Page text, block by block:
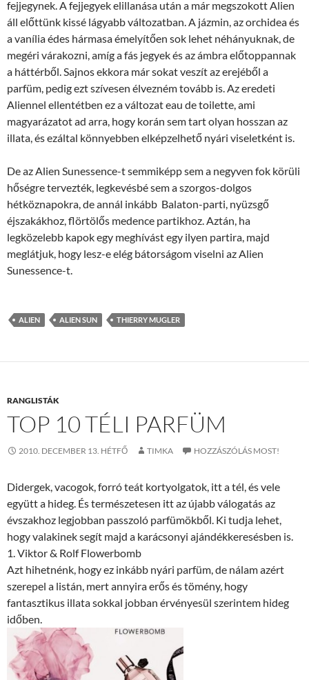
fejjegynek. A fejjegyek elillanása után a már megszokott Alien
áll előttünk kissé lágyabb változatban. A jázmin, az orchidea és
a vanília édes hármasa émelyítően sok lehet néhányuknak, de
megéri várakozni, amíg a fás jegyek és az ámbra előtoppannak
a háttérből. Sajnos ekkora már sokat veszít az erejéből a
parfüm, pedig ezt szívesen élvezném tovább is. Az eredeti
Aliennel ellentétben ez a változat eau de toilette, ami
magyarázatot ad arra, hogy korán sem tart olyan hosszan az
illata, és ezáltal könnyebben elképzelhető nyári viseletként is.
De az Alien Sunessence-t semmiképp sem a negyven fok körüli
hőségre tervezték, legkevésbé sem a szorgos-dolgos
hétköznapokra, de annál inkább Balaton-parti, nyüzsgő
éjszakákhoz, flörtölős medence partikhoz. Aztán, ha
legközelebb kapok egy meghívást egy ilyen partira, majd
meglátjuk, hogy lesz-e elég bátorságom viselni az Alien
Sunessence-t.
ALIEN ALIEN SUN THIERRY MUGLER
RANGLISTÁK
TOP 10 TÉLI PARFÜM
2010. DECEMBER 13. HÉTFŐ TIMKA HOZZÁSZÓLÁS MOST!
Didergek, vacogok, forró teát kortyolgatok, itt a tél, és vele
együtt a hideg. És természetesen itt az újabb válogatás az
évszakhoz legjobban passzoló parfümökből. Ki tudja lehet,
hogy valakinek segít majd a karácsonyi ajándékkeresésben is.
1. Viktor & Rolf Flowerbomb
Azt hihetnénk, hogy ez inkább nyári parfüm, de nálam azért
szerepel a listán, mert annyira erős és tömény, hogy
fantasztikus illata sokkal jobban érvényesül szerintem hideg
időben.